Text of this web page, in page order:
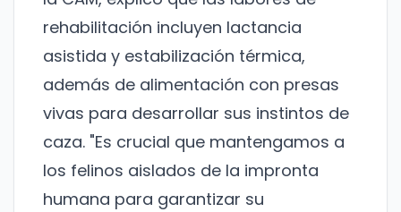
rehabilitación incluyen lactancia
asistida y estabilización térmica,
además de alimentación con presas
vivas para desarrollar sus instintos de
caza. "Es crucial que mantengamos a
los felinos aislados de la impronta
humana para garantizar su